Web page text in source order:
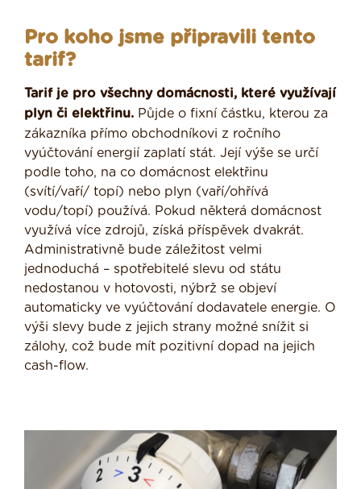
Pro koho jsme připravili tento
tarif?
Tarif je pro všechny domácnosti, které využívají
plyn či elektřinu. Půjde o fixní částku, kterou za
zákazníka přímo obchodníkovi z ročního
vyúčtování energií zaplatí stát. Její výše se určí
podle toho, na co domácnost elektřinu
(svítí/vaří/ topí) nebo plyn (vaří/ohřívá
vodu/topí) používá. Pokud některá domácnost
využívá více zdrojů, získá příspěvek dvakrát.
Administrativně bude záležitost velmi
jednoduchá – spotřebitelé slevu od státu
nedostanou v hotovosti, nýbrž se objeví
automaticky ve vyúčtování dodavatele energie. O
výši slevy bude z jejich strany možné snížit si
zálohy, což bude mít pozitivní dopad na jejich
cash-flow.